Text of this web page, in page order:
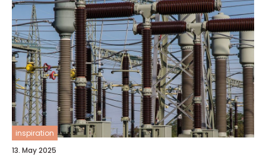
inspiration
13. May 2025